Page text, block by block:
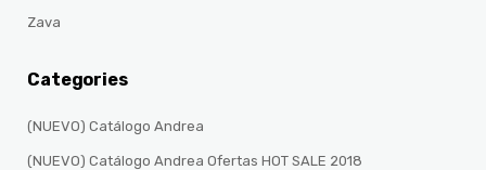
Zava
Categories
(NUEVO) Catálogo Andrea
(NUEVO) Catálogo Andrea Ofertas HOT SALE 2018